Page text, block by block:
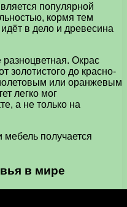
популярной
кормя тем
в дело и древесина
разноцветная. Окрас
золотистого до красно-
или оранжевым
легко мог
а не только на
мебель получается
в мире